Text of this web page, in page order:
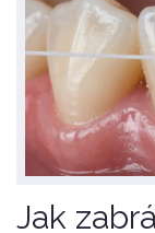
Jak